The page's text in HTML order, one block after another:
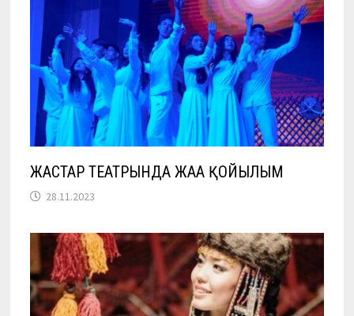
ЖАСТАР ТЕАТРЫНДА ЖАҢА ҚОЙЫЛЫМ
28.11.2023